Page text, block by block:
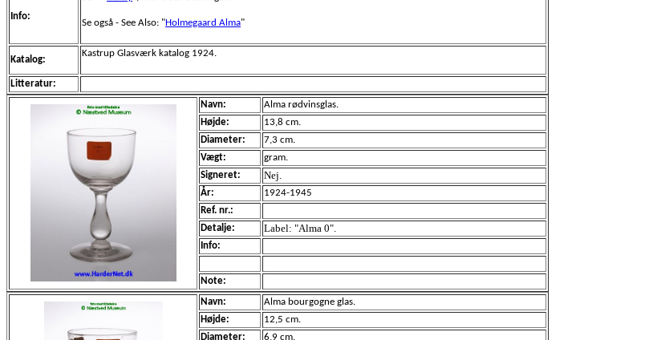
Info:
Se også - See Also: "Holmegaard Alma"
Katalog:
Kastrup Glasværk katalog 1924.
Litteratur:
Navn:
Alma rødvinsglas.
Højde:
13,8 cm.
Diameter:
7,3 cm.
Vægt:
gram.
Signeret:
Nej.
År:
1924-1945
Ref. nr.:
Detalje:
Label: "Alma 0".
Info:
Note:
Navn:
Alma bourgogne glas.
Højde:
12,5 cm.
Diameter:
6,9 cm.